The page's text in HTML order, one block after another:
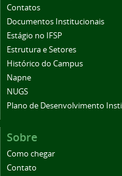
Contatos
Documentos Institucionais
Estágio no IFSP
Estrutura e Setores
Histórico do Campus
Napne
NUGS
Plano de Desenvolvimento
Sobre
Como chegar
Contato